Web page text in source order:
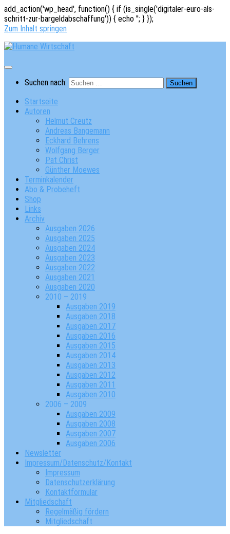
add_action('wp_head', function() { if (is_single('digitaler-euro-als-
schritt-zur-bargeldabschaffung')) { echo ''; } });
Zum Inhalt springen
Suchen nach:
Startseite
Autoren
Helmut Creutz
Andreas Bangemann
Eckhard Behrens
Wolfgang Berger
Pat Christ
Günther Moewes
Terminkalender
Abo & Probeheft
Shop
Links
Archiv
Ausgaben 2026
Ausgaben 2025
Ausgaben 2024
Ausgaben 2023
Ausgaben 2022
Ausgaben 2021
Ausgaben 2020
2010 – 2019
Ausgaben 2019
Ausgaben 2018
Ausgaben 2017
Ausgaben 2016
Ausgaben 2015
Ausgaben 2014
Ausgaben 2013
Ausgaben 2012
Ausgaben 2011
Ausgaben 2010
2006 – 2009
Ausgaben 2009
Ausgaben 2008
Ausgaben 2007
Ausgaben 2006
Newsletter
Impressum/Datenschutz/Kontakt
Impressum
Datenschutzerklärung
Kontaktformular
Mitgliedschaft
Regelmäßig fördern
Mitgliedschaft